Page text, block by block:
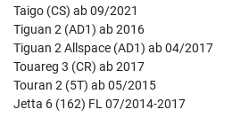
Taigo (CS) ab 09/2021
Tiguan 2 (AD1) ab 2016
Tiguan 2 Allspace (AD1) ab 04/2017
Touareg 3 (CR) ab 2017
Touran 2 (5T) ab 05/2015
Jetta 6 (162) FL 07/2014-2017